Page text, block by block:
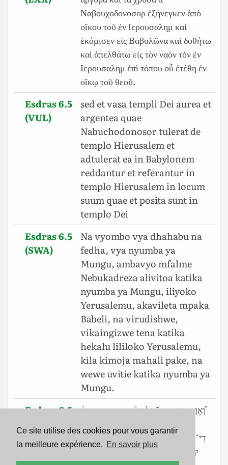
Ce site utilise des cookies pour vous garantir
la meilleure expérience. En savoir plus
Ναβουχοδονοσορ ἐξήνεγκεν ἀπὸ
οἴκου τοῦ ἐν Ιερουσαλημ καὶ
ἐκόμισεν εἰς Βαβυλῶνα καὶ δοθήτω
καὶ ἀπελθάτω εἰς τὸν ναὸν τὸν ἐν
Ιερουσαλημ ἐπὶ τόπου οὗ ἐτέθη ἐν
οἴκῳ τοῦ θεοῦ.
Esdras 6.5
(VUL)
sed et vasa templi Dei aurea et
argentea quae
Nabuchodonosor tulerat de
templo Hierusalem et
adtulerat ea in Babylonem
reddantur et referantur in
templo Hierusalem in locum
suum quae et posita sunt in
templo Dei
Esdras 6.5
(SWA)
Na vyombo vya dhahabu na
fedha, vya nyumba ya
Mungu, ambavyo mfalme
Nebukadreza alivitoa katika
nyumba ya Mungu, iliyoko
Yerusalemu, akavileta mpaka
Babeli, na virudishwe,
vikaingizwe tena katika
hekalu lililoko Yerusalemu,
kila kimoja mahali pake, na
wewe uvitie katika nyumba ya
Mungu.
Esdras 6.5 וְ֠אַף מָאנֵ֣י בֵית־אֱלָהָא֮ דִּ֣י דַהֲבָ֣ה וְכַסְפָּא֒
דִי־בִירוּשְׁלֶ֖ם וְהֵיבֵ֣ל לְבָבֶ֑ל יַהֲתִיב֗וּן וִ֠יהָךְ
לְהֵיכְלָ֤א דִי־בִירֽוּשְׁלֶם֙ לְאַתְרֵ֔הּ וְתַחֵ֖ת